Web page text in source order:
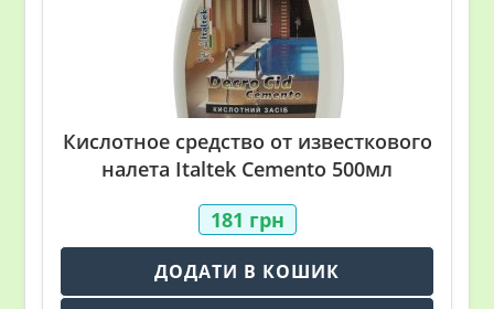
Кислотное средство от известкового
налета Italtek Cemento 500мл
181 грн
ДОДАТИ В КОШИК